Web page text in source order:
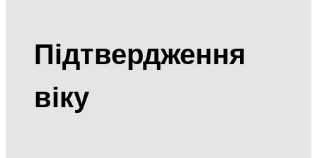
Підтвердження
віку